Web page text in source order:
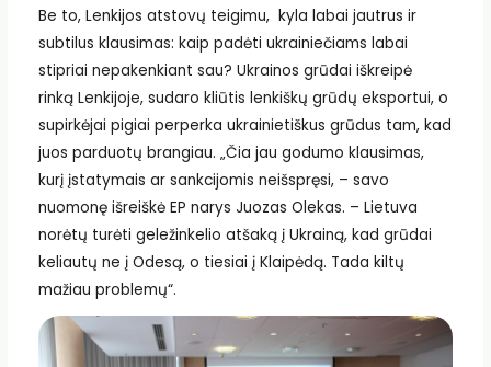
Be to, Lenkijos atstovų teigimu, kyla labai jautrus ir
subtilus klausimas: kaip padėti ukrainiečiams labai
stipriai nepakenkiant sau? Ukrainos grūdai iškreipė
rinką Lenkijoje, sudaro kliūtis lenkiškų grūdų eksportui, o
supirkėjai pigiai perperka ukrainietiškus grūdus tam, kad
juos parduotų brangiau. „Čia jau godumo klausimas,
kurį įstatymais ar sankcijomis neišspręsi, – savo
nuomonę išreiškė EP narys Juozas Olekas. – Lietuva
norėtų turėti geležinkelio atšaką į Ukrainą, kad grūdai
keliautų ne į Odesą, o tiesiai į Klaipėdą. Tada kiltų
mažiau problemų“.